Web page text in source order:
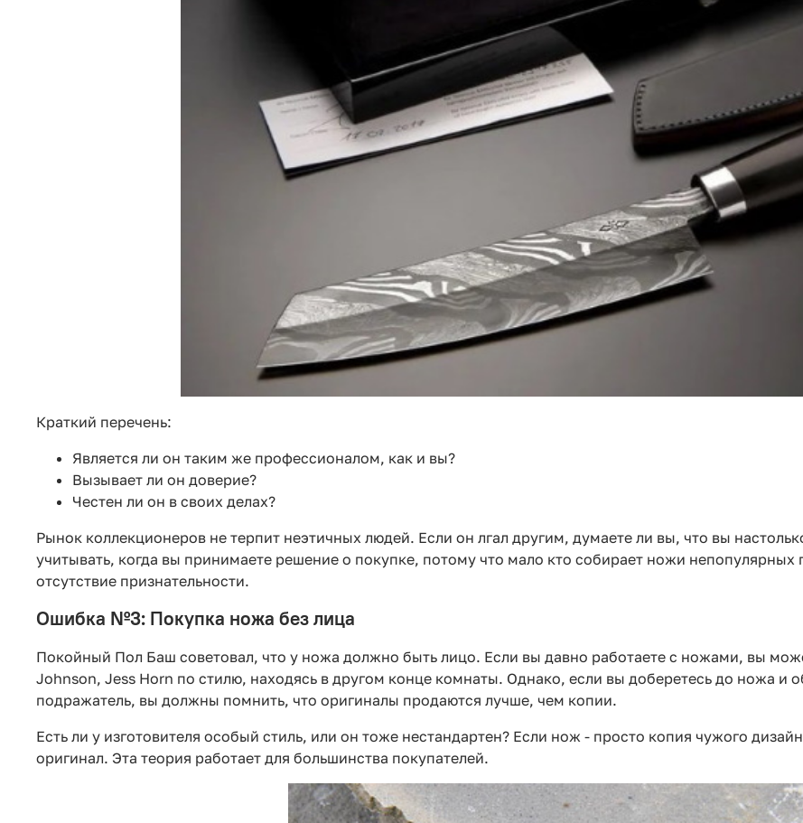
Краткий перечень:
Является ли он таким же профессионалом, как и вы?
Вызывает ли он доверие?
Честен ли он в своих делах?
Рынок коллекционеров не терпит неэтичных людей. Если он лгал другим, думаете ли вы, что вы
учитывать, когда вы принимаете решение о покупке, потому что мало кто собирает ножи непопулярных
отсутствие признательности.
Ошибка №3: Покупка ножа без лица
Покойный Пол Баш советовал, что у ножа должно быть лицо. Если вы давно работаете с ножами, вы
Johnson, Jess Horn по стилю, находясь в другом конце комнаты. Однако, если вы доберетесь до ножа и
подражатель, вы должны помнить, что оригиналы продаются лучше, чем копии.
Есть ли у изготовителя особый стиль, или он тоже нестандартен? Если нож - просто копия чужого
оригинал. Эта теория работает для большинства покупателей.